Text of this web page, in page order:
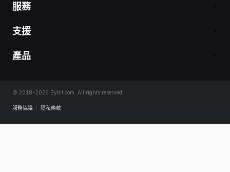
服務
支援
產品
© 2018-2026 Bybit.com. All rights reserved.
服務協議 隱私條款